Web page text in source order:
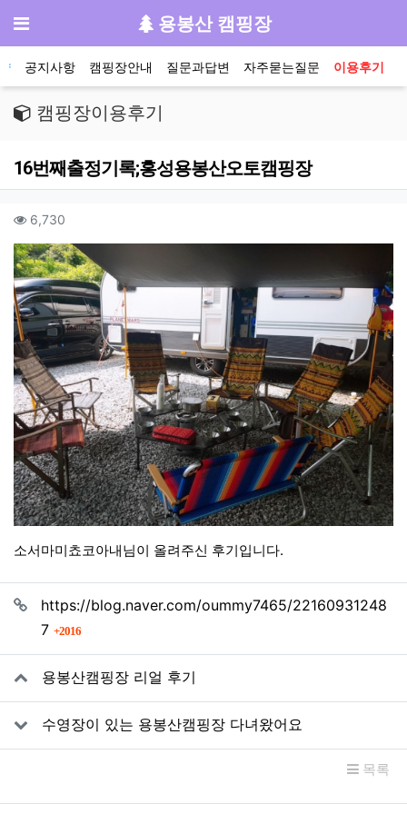
메뉴 용봉산 캠핑장
메인 메뉴
공지사항 캠핑장안내 질문과답변 자주묻는질문 이용후기
캠핑장이용후기
16번째출정기록;홍성용봉산오토캠핑장
작성자 정보
컨텐츠 정보
6,730
본문
소서마미쵸코아내님이 올려주신 후기입니다.
관련자료
https://blog.naver.com/oummy7465/22160931248
7
2016회 연결
용봉산캠핑장 리얼 후기
수영장이 있는 용봉산캠핑장 다녀왔어요
목록